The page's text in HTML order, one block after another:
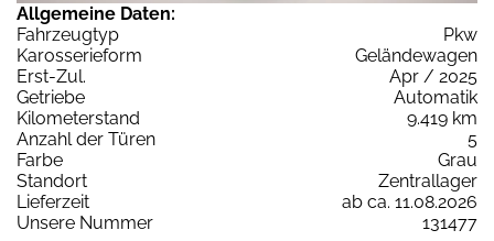
Allgemeine Daten:
Fahrzeugtyp
Pkw
Karosserieform
Geländewagen
Erst-Zul.
Apr / 2025
Getriebe
Automatik
Kilometerstand
9.419 km
Anzahl der Türen
5
Farbe
Grau
Standort
Zentrallager
Lieferzeit
ab ca. 11.08.2026
Unsere Nummer
131477